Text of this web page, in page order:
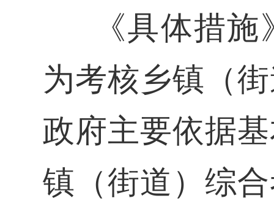
《具体措
为考核乡镇（
政府主要依据
镇（街道）综